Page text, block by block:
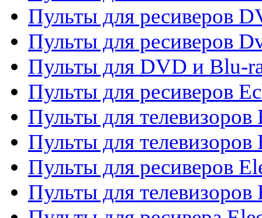
Пульты для ресиверов
Пульты для ресиверов
Пульты для DVD и Blu-
Пульты для ресиверов
Пульты для телевизоров
Пульты для телевизоров
Пульты для ресиверов
Пульты для телевизоров